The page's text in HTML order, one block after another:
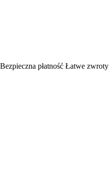
Bezpieczna płatność Łatwe zwroty